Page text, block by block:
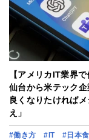
【アメリカIT業界
仙台から米テック
良くなりたければ
え」
#働き方 #IT #日本食